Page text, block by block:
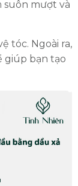
suôn mượt và
tóc. Ngoài ra,
giúp bạn tạo